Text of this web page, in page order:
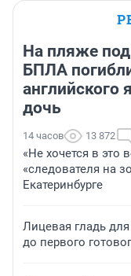
На пляже
БПЛА
английского
дочь
14 часов 13 872
«Не хочется в это
«следователя на
Екатеринбурге
Лицевая гладь
до первого